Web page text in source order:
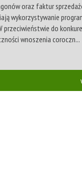
oraz faktur
wykorzystywanie
przeciwieństwie do
wnoszenia coroczn...